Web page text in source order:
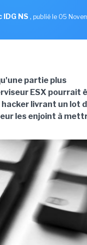
NS , publié le 05
partie plus
ESX pourrait
livrant un lot
les enjoint à